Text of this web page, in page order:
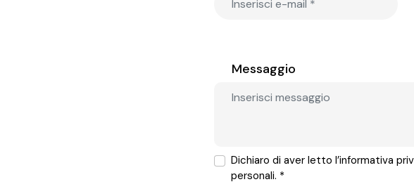
Messaggio
Dichiaro di aver letto l’informativa
personali. *